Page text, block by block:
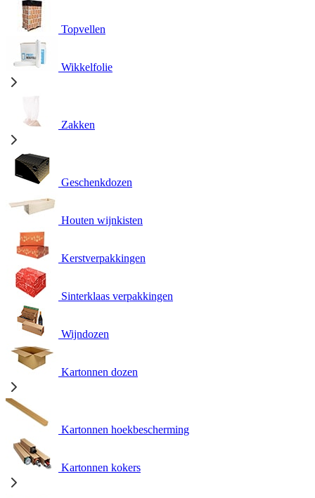
Topvellen
Wikkelfolie
Zakken
Geschenkdozen
Houten wijnkisten
Kerstverpakkingen
Sinterklaas verpakkingen
Wijndozen
Kartonnen dozen
Kartonnen hoekbescherming
Kartonnen kokers